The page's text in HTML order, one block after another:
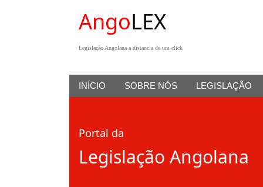
AngoLEX
Legislação Angolana a distancia de um click
INÍCIO SOBRE NÓS LEGISLAÇÃO
Portal da
Legislação Angolana